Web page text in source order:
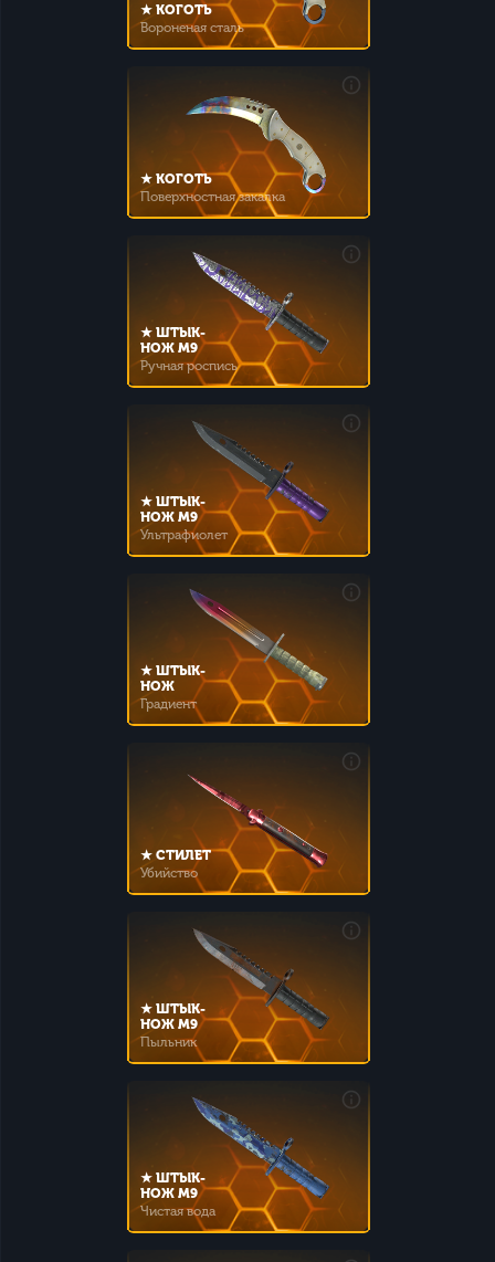
★ КОГОТЬ
Вороненая сталь
★ КОГОТЬ
Поверхностная закалка
★ ШТЫК-
НОЖ M9
Ручная роспись
★ ШТЫК-
НОЖ M9
Ультрафиолет
★ ШТЫК-
НОЖ
Градиент
★ СТИЛЕТ
Убийство
★ ШТЫК-
НОЖ M9
Пыльник
★ ШТЫК-
НОЖ M9
Чистая вода